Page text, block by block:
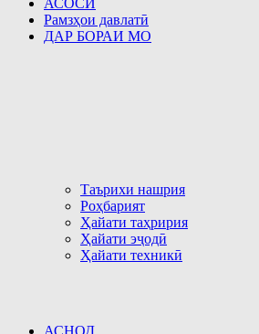
АСОСӢ
Рамзҳои давлатӣ
ДАР БОРАИ МО
Таърихи нашрия
Роҳбарият
Ҳайати таҳририя
Ҳайати эҷодӣ
Ҳайати техникӣ
АСНОД